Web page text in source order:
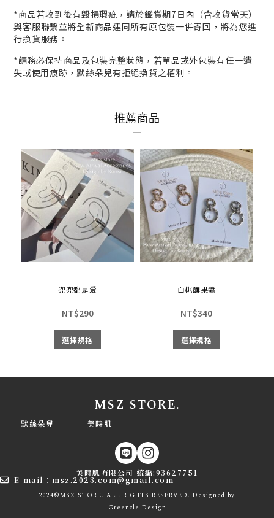
*商品若收到後有毀損瑕疵，請於鑑賞期7日內（含收貨當天）
與客服聯繫並將全新商品連同所有原包裝一併寄回，將為您進
行換貨服務。
*請務必保持商品及包裝完整狀態，若單品或外包裝有任一遺
失或使用痕跡，默絲朵兒有拒絕換貨之權利。
推薦商品
兜兜都是爱
NT$290
選擇規格
白桃釀果醬
NT$340
選擇規格
MSZ STORE.
默絲朵兒 | 美時肌
美時肌有限公司 統編:93627751
E-mail：msz.2023.com@gmail.com
2024©MSZ STORE. ALL RIGHTS RESERVED. Designed by
Greencle Design